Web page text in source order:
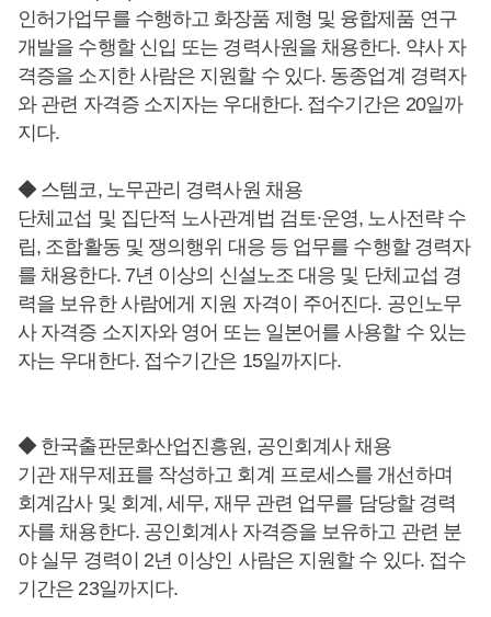
인허가업무를 수행하고 화장품 제형 및 융합제품 연구
개발을 수행할 신입 또는 경력사원을 채용한다. 약사 자
격증을 소지한 사람은 지원할 수 있다. 동종업계 경력자
와 관련 자격증 소지자는 우대한다. 접수기간은 20일까
지다.
◆ 스템코, 노무관리 경력사원 채용
단체교섭 및 집단적 노사관계법 검토∙운영, 노사전략 수
립, 조합활동 및 쟁의행위 대응 등 업무를 수행할 경력자
를 채용한다. 7년 이상의 신설노조 대응 및 단체교섭 경
력을 보유한 사람에게 지원 자격이 주어진다. 공인노무
사 자격증 소지자와 영어 또는 일본어를 사용할 수 있는
자는 우대한다. 접수기간은 15일까지다.
◆ 한국출판문화산업진흥원, 공인회계사 채용
기관 재무제표를 작성하고 회계 프로세스를 개선하며
회계감사 및 회계, 세무, 재무 관련 업무를 담당할 경력
자를 채용한다. 공인회계사 자격증을 보유하고 관련 분
야 실무 경력이 2년 이상인 사람은 지원할 수 있다. 접수
기간은 23일까지다.